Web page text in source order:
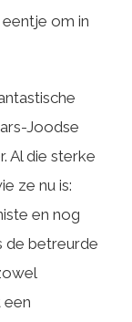
om in
Joodse
Al die sterke
ze nu is:
en nog
de betreurde
een